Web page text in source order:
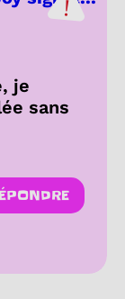
je
sans